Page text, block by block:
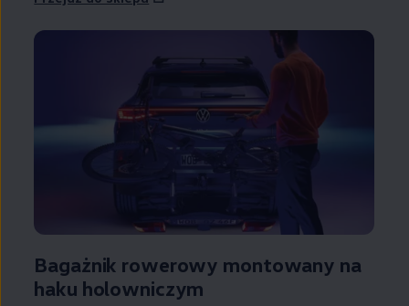
Bagażnik rowerowy montowany na
haku holowniczym